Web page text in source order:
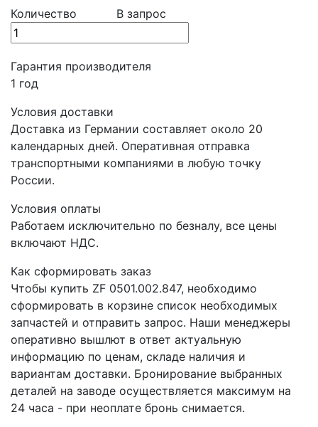
Количество
В запрос
Гарантия производителя
1 год
Условия доставки
Доставка из Германии составляет около 20
календарных дней. Оперативная отправка
транспортными компаниями в любую точку
России.
Условия оплаты
Работаем исключительно по безналу, все цены
включают НДС.
Как сформировать заказ
Чтобы купить ZF 0501.002.847, необходимо
сформировать в корзине список необходимых
запчастей и отправить запрос. Наши менеджеры
оперативно вышлют в ответ актуальную
информацию по ценам, складе наличия и
вариантам доставки. Бронирование выбранных
деталей на заводе осуществляется максимум на
24 часа - при неоплате бронь снимается.